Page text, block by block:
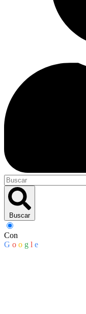
Buscar
Con
G o o g l e